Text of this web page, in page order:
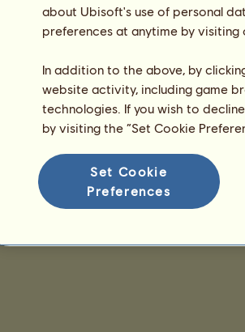
about Ubisoft's use of personal
preferences at anytime by
In addition to the above, by
website activity, including game
technologies. If you wish to
by visiting the “Set Cookie
Set Cookie
Preferences